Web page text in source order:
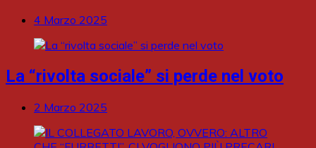
4 Marzo 2025
La “rivolta sociale” si perde nel voto
2 Marzo 2025